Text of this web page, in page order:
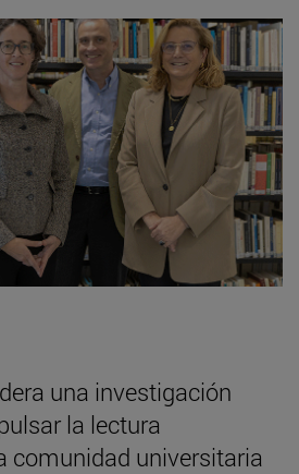
una investigación
la lectura
comunidad universitaria